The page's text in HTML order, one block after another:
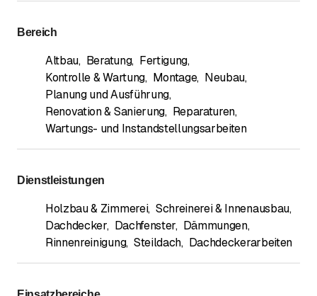
Bereich
Altbau, Beratung, Fertigung,
Kontrolle & Wartung, Montage, Neubau,
Planung und Ausführung,
Renovation & Sanierung, Reparaturen,
Wartungs- und Instandstellungsarbeiten
Dienstleistungen
Holzbau & Zimmerei, Schreinerei & Innenausbau,
Dachdecker, Dachfenster, Dämmungen,
Rinnenreinigung, Steildach, Dachdeckerarbeiten